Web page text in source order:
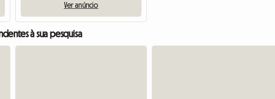
Ver anúncio
à sua pesquisa